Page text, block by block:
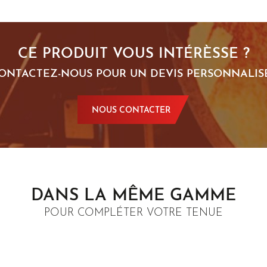
CE PRODUIT VOUS INTÉRÈSSE ?
NOUS POUR UN DEVIS
NOUS CONTACTER
DANS LA MÊME GAMME
POUR COMPLÉTER VOTRE TENUE